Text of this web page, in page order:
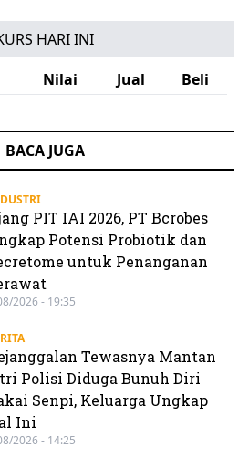
HARI INI
Nilai Jual Beli
BACA JUGA
PIT IAI 2026, PT Bcrobes
Potensi Probiotik dan
untuk Penanganan
2026 - 19:35
Tewasnya Mantan
Polisi Diduga Bunuh Diri
Senpi, Keluarga Ungkap
Ini
2026 - 14:25